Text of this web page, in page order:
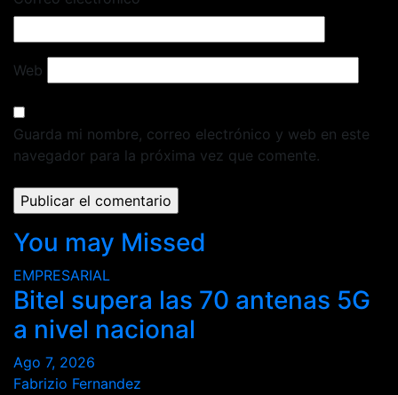
Web
Guarda mi nombre, correo electrónico y web en este
navegador para la próxima vez que comente.
You may Missed
EMPRESARIAL
Bitel supera las 70 antenas 5G
a nivel nacional
Ago 7, 2026
Fabrizio Fernandez